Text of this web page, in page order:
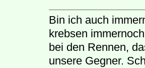
Bin ich auch
krebsen
bei den Rennen,
unsere Gegner.